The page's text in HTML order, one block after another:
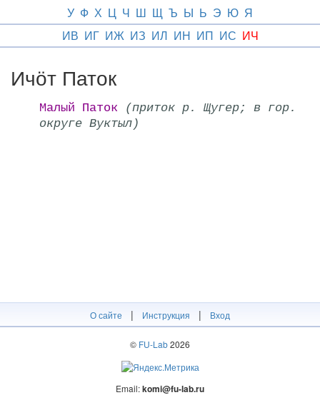
У Ф Х Ц Ч Ш Щ Ъ Ы Ь Э Ю Я
ИВ ИГ ИЖ ИЗ ИЛ ИН ИП ИС ИЧ
Ичӧт Паток
Малый Паток
(приток р. Щугер; в гор.
округе Вуктыл)
О сайте | Инструкция | Вход
© FU-Lab2026
Email:komi@fu-lab.ru